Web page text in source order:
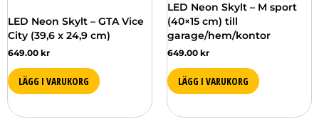
LED Neon Skylt – GTA Vice
City (39,6 x 24,9 cm)
649.00 kr
LÄGG I VARUKORG
LED Neon Skylt – M sport
(40×15 cm) till
garage/hem/kontor
649.00 kr
LÄGG I VARUKORG